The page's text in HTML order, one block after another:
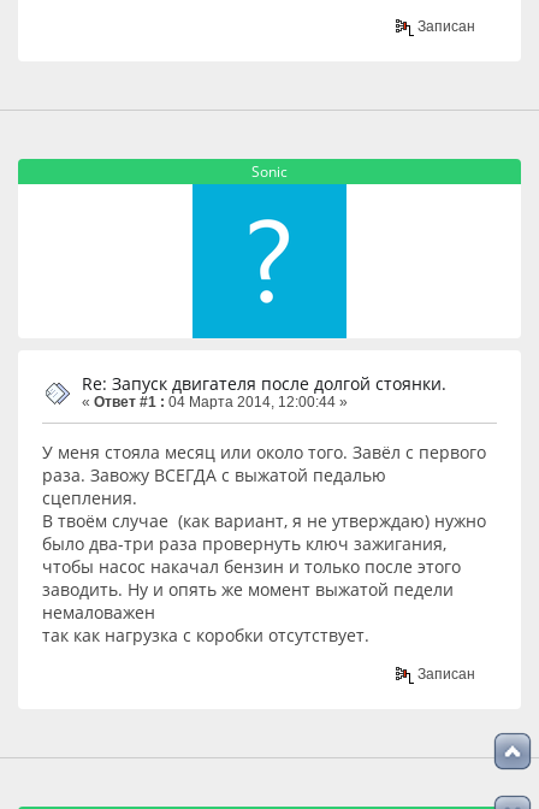
Записан
Sonic
Re: Запуск двигателя после долгой стоянки.
« Ответ #1 : 04 Марта 2014, 12:00:44 »
У меня стояла месяц или около того. Завёл с первого
раза. Завожу ВСЕГДА с выжатой педалью
сцепления.
В твоём случае (как вариант, я не утверждаю) нужно
было два-три раза провернуть ключ зажигания,
чтобы насос накачал бензин и только после этого
заводить. Ну и опять же момент выжатой педели
немаловажен
так как нагрузка с коробки отсутствует.
Записан